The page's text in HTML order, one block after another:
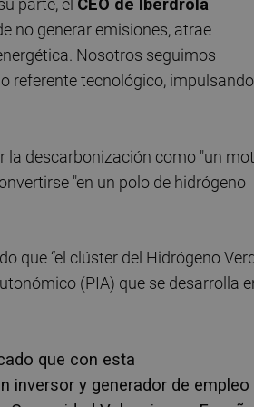
parte, el CEO de Iberdrola
no generar emisiones, atrae
Nosotros seguimos
referente tecnológico,
la descarbonización como "un
"en un polo de hidrógeno
que “el clúster del Hidrógeno
(PIA) que se desarrolla
que con esta
inversor y generador de empleo